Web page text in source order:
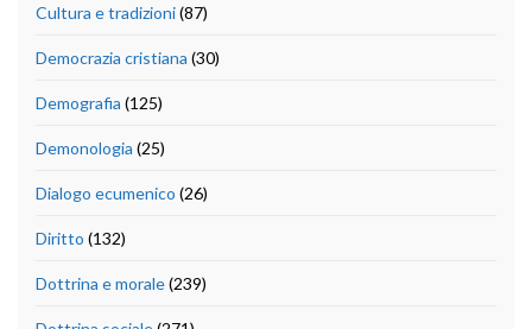
Cultura e tradizioni(87)
Democrazia cristiana (30)
Demografia (125)
Demonologia (25)
Dialogo ecumenico (26)
Diritto (132)
Dottrina e morale(239)